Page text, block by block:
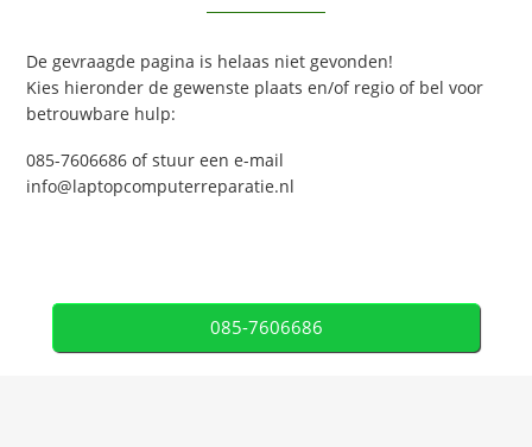
De gevraagde pagina is helaas niet gevonden!
Kies hieronder de gewenste plaats en/of regio of bel voor
betrouwbare hulp:
085-7606686 of stuur een e-mail
info@laptopcomputerreparatie.nl
085-7606686